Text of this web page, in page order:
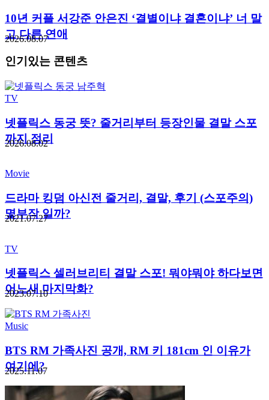
10년 커플 서강준 안은진 ‘결별이냐 결혼이냐’ 너 말
고 다른 연애
2026.08.07
인기있는 콘텐츠
TV
넷플릭스 동궁 뜻? 줄거리부터 등장인물 결말 스포
까지 정리
2026.08.02
Movie
드라마 킹덤 아신전 줄거리, 결말, 후기 (스포주의)
몇부작 일까?
2021.07.27
TV
넷플릭스 셀러브리티 결말 스포! 뭐야뭐야 하다보면
어느새 마지막화?
2023.07.10
Music
BTS RM 가족사진 공개, RM 키 181cm 인 이유가
여기에?
2025.11.07